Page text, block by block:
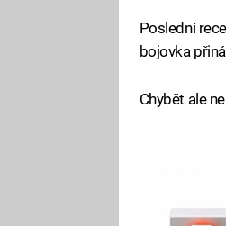
Poslední
bojovka
Chybět ale